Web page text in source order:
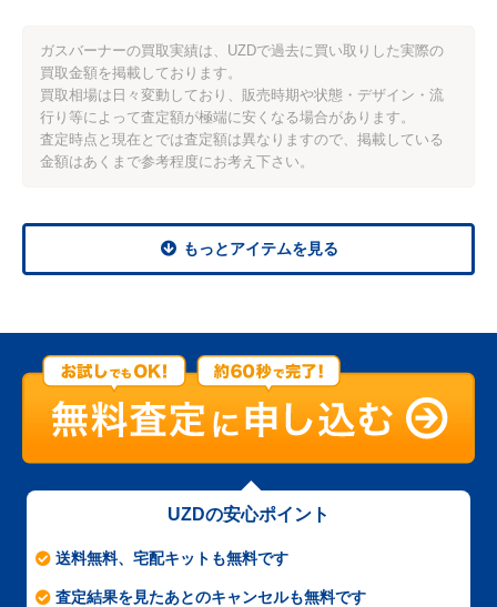
ガスバーナーの買取実績は、UZDで過去に買い取りした実際の
買取金額を掲載しております。
買取相場は日々変動しており、販売時期や状態・デザイン・流
行り等によって査定額が極端に安くなる場合があります。
査定時点と現在とでは査定額は異なりますので、掲載している
金額はあくまで参考程度にお考え下さい。
もっとアイテムを見る
UZDの安心ポイント
送料無料、宅配キットも無料です
査定結果を見たあとのキャンセルも無料です